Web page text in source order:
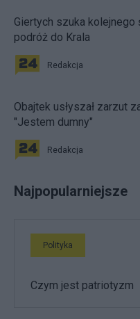
Giertych szuka kolejnego
podróż do Krala
Redakcja
Obajtek usłyszał zarzut
"Jestem dumny"
Redakcja
Najpopularniejsze
Polityka
Czym jest patriotyzm